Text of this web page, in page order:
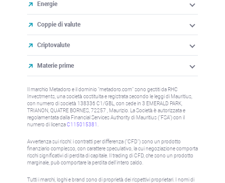
Energie
Coppie di valute
Criptovalute
Materie prime
Il marchio Metadoro e il dominio "metadoro.com" sono gestiti da RHC
Investments, una società costituita e registrata secondo le leggi di Mauritius,
con numero di società 138336 C1/GBL, con sede in 3 EMERALD PARK,
TRIANON, QUATRE BORNES, 72257 , Maurizio. La Società è autorizzata e
regolamentata dalla Financial Services Authority di Mauritius ("FSA") con il
numero di licenzaC115015381
Avvertenza sui rischi: i contratti per differenza ("CFD") sono un prodotto
finanziario complesso, con carattere speculativo, la cui negoziazione comporta
rischi significativi di perdita di capitale. Il trading di CFD, che sono un prodotto
marginale, può comportare la perdita dell'intero saldo.
Tutti i marchi, loghi e brand sono di proprietà dei rispettivi proprietari. I nomi di